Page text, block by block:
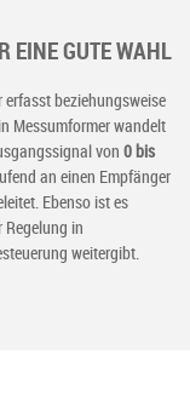
EINE GUTE WAHL
erfasst beziehungsweise
Messumformer wandelt
von 0 bis
an einen Empfänger
Ebenso ist es
in
weitergibt.